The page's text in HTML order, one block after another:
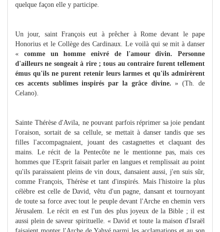
quelque façon elle y participe.
Un jour, saint François eut à prêcher à Rome devant le pape
Honorius et le Collège des Cardinaux. Le voilà qui se mit à danser
« comme un homme enivré de l'amour divin. Personne
d'ailleurs ne songeait à rire ; tous au contraire furent tellement
émus qu'ils ne purent retenir leurs larmes et qu'ils admirèrent
ces accents sublimes inspirés par la grâce divine. » (Th. de
Celano).
Sainte Thérèse d'Avila, ne pouvant parfois réprimer sa joie pendant
l'oraison, sortait de sa cellule, se mettait à danser tandis que ses
filles l'accompagnaient, jouant des castagnettes et claquant des
mains. Le récit de la Pentecôte ne le mentionne pas, mais ces
hommes que l'Esprit faisait parler en langues et remplissait au point
qu'ils paraissaient pleins de vin doux, dansaient aussi, j'en suis sûr,
comme François, Thérèse et tant d'inspirés. Mais l'histoire la plus
célèbre est celle de David, vêtu d'un pagne, dansant et tournoyant
de toute sa force avec tout le peuple devant l'Arche en chemin vers
Jérusalem. Le récit en est l'un des plus joyeux de la Bible ; il est
aussi plein de saveur spirituelle. « David et toute la maison d'Israël